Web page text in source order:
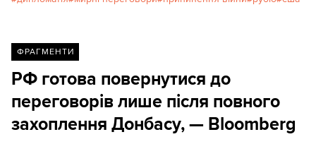
ФРАГМЕНТИ
РФ готова повернутися до
переговорів лише після повного
захоплення Донбасу, — Bloomberg